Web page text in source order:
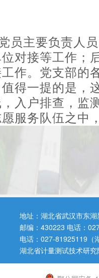
员主要负责人
位对接等工作
作。党支部的
得一提的是，
入户排查，监
服务队伍之中
、食品；统计
播，为打赢这
开。
地址：湖北省武汉市东
邮编：430223 电话：
电话：027-81925119（
湖北省计量测试技术研